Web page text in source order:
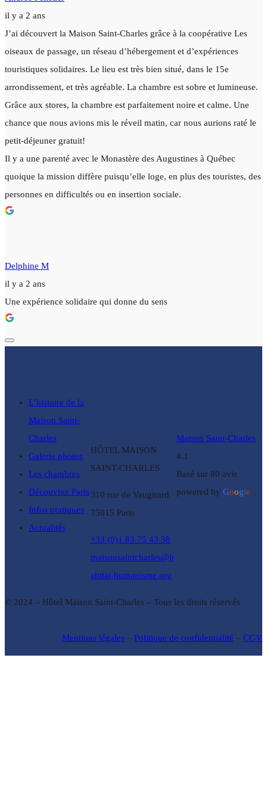
il y a 2 ans
J’ai découvert la Maison Saint-Charles grâce à la coopérative Les
oiseaux de passage, un réseau d’hébergement et d’expériences
touristiques solidaires. Le lieu est très bien situé, dans le 15e
arrondissement, et très agréable. La chambre est sobre et lumineuse.
Grâce aux stores, la chambre est parfaitement noire et calme. Une
chance que nous avions mis le réveil matin, car nous aurions raté le
petit-déjeuner gratuit!
Il y a une parenté avec le Monastère des Augustines à Québec
quoique la mission diffère puisqu’elle loge, en plus des touristes, des
personnes en difficultés ou en insertion sociale.
Delphine M
il y a 2 ans
Une expérience solidaire qui donne du sens
L’histoire de la
Maison Saint-
Charles
Galerie photos
Les chambres
Découvrez Paris
Infos pratiques
Actualités
HÔTEL MAISON
SAINT-CHARLES
310 rue de Vaugirard
75015 Paris
+33 (0)1 83 75 43 38
maisonsaintcharles@h
abitat-humanisme.org
Maison Saint-Charles
4.1
Basé sur 80 avis
powered by Google
© 2024 – Hôtel Maison Saint-Charles – Tous les droits réservés
Mentions légales – Politique de confidentialité – CGV